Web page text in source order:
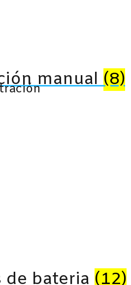
manual(8)
bateria (12)